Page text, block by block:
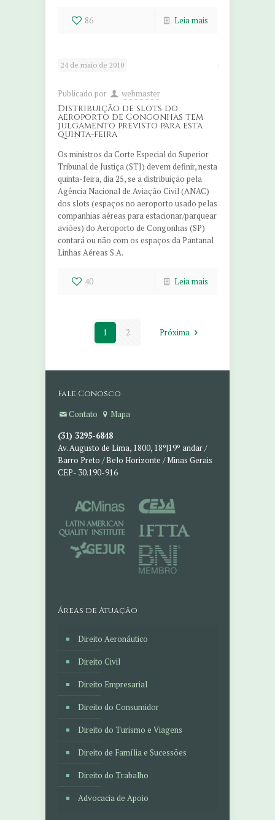
86 Leia mais
24 de maio de 2010
Publicado por webmaster
Distribuição de slots do
aeroporto de Congonhas tem
julgamento previsto para esta
quinta-feira
Os ministros da Corte Especial do Superior
Tribunal de Justiça (STJ) devem definir, nesta
quinta-feira, dia 25, se a distribuição pela
Agência Nacional de Aviação Civil (ANAC)
dos slots (espaços no aeroporto usado pelas
companhias aéreas para estacionar/parquear
aviões) do Aeroporto de Congonhas (SP)
contará ou não com os espaços da Pantanal
Linhas Aéreas S.A.
40 Leia mais
1 2 Próxima
Fale Conosco
Contato
Mapa
(31) 3295-6848
Av. Augusto de Lima, 1800, 18º|19º andar /
Barro Preto / Belo Horizonte / Minas Gerais
CEP- 30.190-916
Áreas de Atuação
Direito Aeronáutico
Direito Civil
Direito Empresarial
Direito do Consumidor
Direito do Turismo e Viagens
Direito de Família e Sucessões
Direito do Trabalho
Advocacia de Apoio